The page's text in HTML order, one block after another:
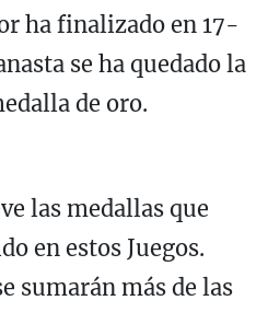
ha finalizado en 17-
se ha quedado la
de oro.
las medallas que
en estos Juegos.
sumarán más de las